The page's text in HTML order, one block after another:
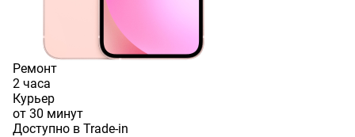
Ремонт
2 часа
Курьер
от 30 минут
Доступно в Trade-in